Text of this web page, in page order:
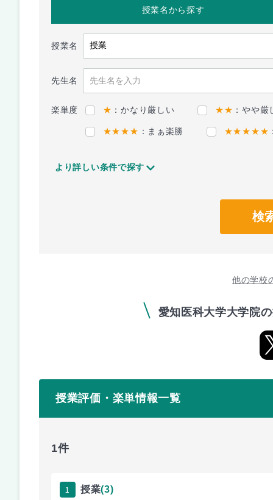
授業名から探す
授業名
先生名
楽単度 ★ ：かなり厳しい ★★ ：やや厳
★★★★ ：まぁ楽勝 ★★★★★
より詳しい条件で探す
検
他の学校
愛知医科大学大学院
授業評価・楽単情報一覧
1件
1 授業(3)